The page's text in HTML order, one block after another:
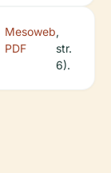
Mesoweb
PDF
,
str.
6).